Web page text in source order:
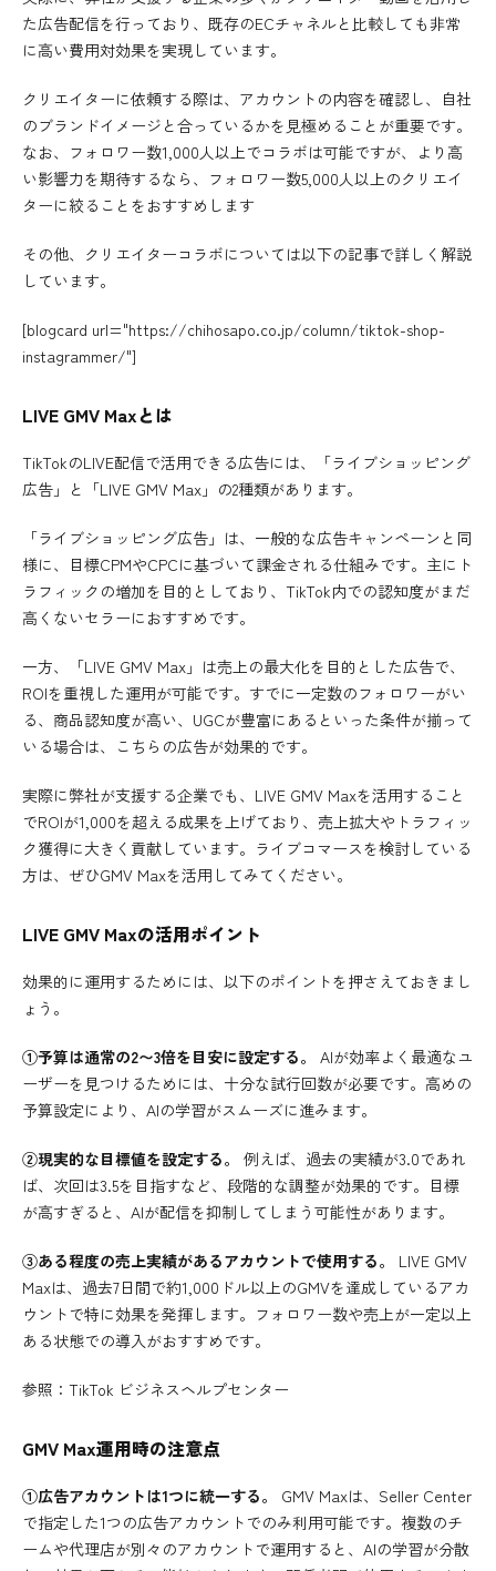
た広告配信を行っており、既存のECチャネルと比較しても非常
に高い費用対効果を実現しています。
クリエイターに依頼する際は、アカウントの内容を確認し、自社
のブランドイメージと合っているかを見極めることが重要です。
なお、フォロワー数1,000人以上でコラボは可能ですが、より高
い影響力を期待するなら、フォロワー数5,000人以上のクリエイ
ターに絞ることをおすすめします
その他、クリエイターコラボについては以下の記事で詳しく解説
しています。
[blogcard url="https://chihosapo.co.jp/column/tiktok-shop-
instagrammer/"]
LIVE GMV Maxとは
TikTokのLIVE配信で活用できる広告には、「ライブショッピング
広告」と「LIVE GMV Max」の2種類があります。
「ライブショッピング広告」は、一般的な広告キャンペーンと同
様に、目標CPMやCPCに基づいて課金される仕組みです。主にト
ラフィックの増加を目的としており、TikTok内での認知度がまだ
高くないセラーにおすすめです。
一方、「LIVE GMV Max」は売上の最大化を目的とした広告で、
ROIを重視した運用が可能です。すでに一定数のフォロワーがい
る、商品認知度が高い、UGCが豊富にあるといった条件が揃って
いる場合は、こちらの広告が効果的です。
実際に弊社が支援する企業でも、LIVE GMV Maxを活用すること
でROIが1,000を超える成果を上げており、売上拡大やトラフィッ
ク獲得に大きく貢献しています。ライブコマースを検討している
方は、ぜひGMV Maxを活用してみてください。
LIVE GMV Maxの活用ポイント
効果的に運用するためには、以下のポイントを押さえておきまし
ょう。
①予算は通常の2〜3倍を目安に設定する。
AIが効率よく最適なユ
ーザーを見つけるためには、十分な試行回数が必要です。高めの
予算設定により、AIの学習がスムーズに進みます。
②現実的な目標値を設定する。
例えば、過去の実績が3.0であれ
ば、次回は3.5を目指すなど、段階的な調整が効果的です。目標
が高すぎると、AIが配信を抑制してしまう可能性があります。
③ある程度の売上実績があるアカウントで使用する。
LIVE GMV
Maxは、過去7日間で約1,000ドル以上のGMVを達成しているアカ
ウントで特に効果を発揮します。フォロワー数や売上が一定以上
ある状態での導入がおすすめです。
参照： TikTok ビジネスヘルプセンター
GMV Max運用時の注意点
①広告アカウントは1つに統一する。
GMV Maxは、Seller Center
で指定した1つの広告アカウントでのみ利用可能です。複数のチ
ームや代理店が別々のアカウントで運用すると、AIの学習が分散